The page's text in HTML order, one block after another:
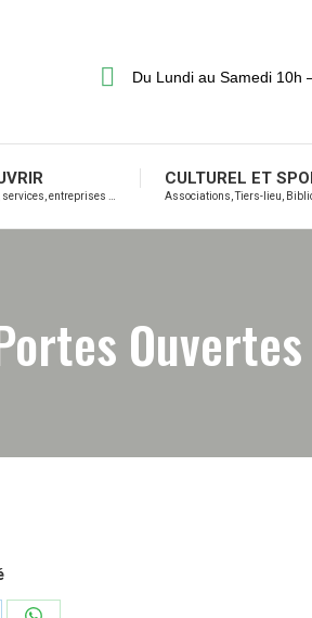
Du Lundi au Samedi 10h
entreprises …
CULTUREL ET
Associations, Tiers-lieu,